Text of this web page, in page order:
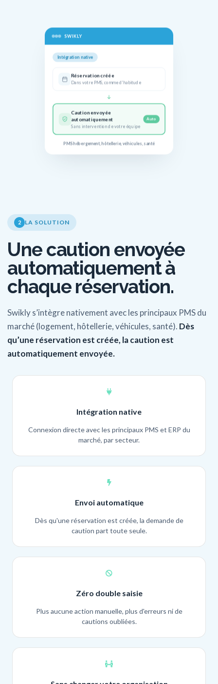
2 LA SOLUTION
Une caution envoyée
automatiquement à
chaque réservation.
Swikly s’intègre nativement avec les principaux PMS du
marché (logement, hôtellerie, véhicules, santé). Dès
qu’une réservation est créée, la caution est
automatiquement envoyée.
Intégration native
Connexion directe avec les principaux PMS et ERP du
marché, par secteur.
Envoi automatique
Dès qu'une réservation est créée, la demande de
caution part toute seule.
Zéro double saisie
Plus aucune action manuelle, plus d'erreurs ni de
cautions oubliées.
SWIKLY
Intégration native
Réservation créée
Dans votre PMS, comme d'habitude
Caution envoyée
automatiquement
Sans intervention de votre équipe
Auto
PMS hébergement, hôtellerie, véhicules, santé